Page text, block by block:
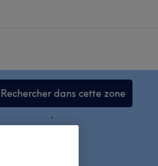
Rechercher dans cette zone
,